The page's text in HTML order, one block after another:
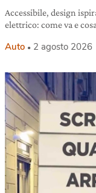
Accessibile, design
elettrico: come va e
Auto 2 agosto 2026